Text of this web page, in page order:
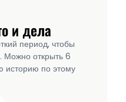
и дела
период, чтобы
Можно открыть 6
историю по этому